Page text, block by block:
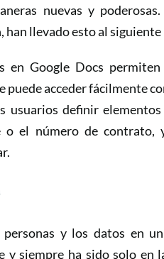
nuevas y
han llevado esto al
en Google Docs
acceder fácilmente
usuarios definir
el número de contrato,
y los datos en
y siempre ha sido solo en